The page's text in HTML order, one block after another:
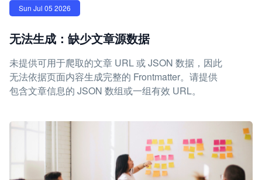
Sun Jul 05 2026
无法生成：缺少文章源数据
未提供可用于爬取的文章 URL 或 JSON 数据，因此
无法依据页面内容生成完整的 Frontmatter。请提供
包含文章信息的 JSON 数组或一组有效 URL。